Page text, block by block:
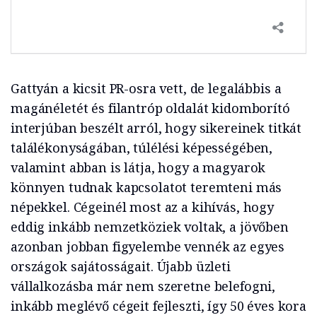
Gattyán a kicsit PR-osra vett, de legalábbis a
magánéletét és filantróp oldalát kidomborító
interjúban beszélt arról, hogy sikereinek titkát
találékonyságában, túlélési képességében,
valamint abban is látja, hogy a magyarok
könnyen tudnak kapcsolatot teremteni más
népekkel. Cégeinél most az a kihívás, hogy
eddig inkább nemzetköziek voltak, a jövőben
azonban jobban figyelembe vennék az egyes
országok sajátosságait. Újabb üzleti
vállalkozásba már nem szeretne belefogni,
inkább meglévő cégeit fejleszti, így 50 éves kora